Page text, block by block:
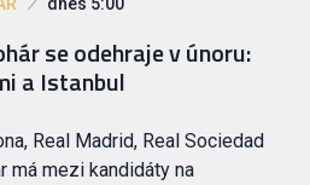
se odehraje v únoru:
a Istanbul
Real Madrid, Real Sociedad
má mezi kandidáty na